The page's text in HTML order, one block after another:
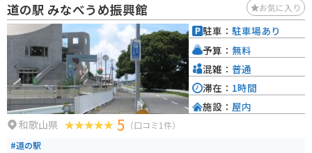
媚なツーリングスポットも点在しているので、拠点として利用するのもおす
すめです。 道の駅 紀州備長炭記念公園を訪れれば、備長炭について深く知る
ことができるだけでなく、和歌山の自然や食も満喫できます。
道の駅 みなべうめ振興館 お気に入り
和歌山県 5 （口コミ1件）
#道の駅
駐車： 駐車場あり
予算： 無料
混雑： 普通
滞在： 1時間
施設： 屋内